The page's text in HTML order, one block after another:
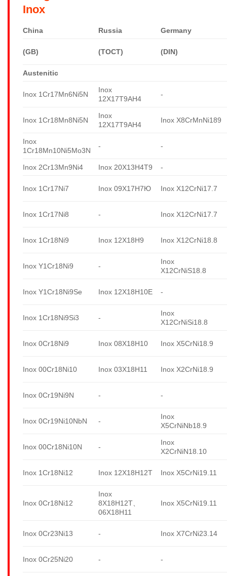
Inox
China Russia Germany
(GB) (TOCT) (DIN)
Austenitic
Inox 1Cr17Mn6Ni5N
Inox
12X17T9AH4
-
Inox 1Cr18Mn8Ni5N
Inox
12X17T9AH4
Inox X8CrMnNi189
Inox
1Cr18Mn10Ni5Mo3N
- -
Inox 2Cr13Mn9Ni4 Inox 20X13H4T9 -
Inox 1Cr17Ni7 Inox 09X17H7Ю Inox X12CrNi17.7
Inox 1Cr17Ni8 - Inox X12CrNi17.7
Inox 1Cr18Ni9 Inox 12X18H9 Inox X12CrNi18.8
Inox Y1Cr18Ni9 -
Inox
X12CrNiS18.8
Inox Y1Cr18Ni9Se Inox 12X18H10E -
Inox 1Cr18Ni9Si3 -
Inox
X12CrNiSi18.8
Inox 0Cr18Ni9 Inox 08X18H10 Inox X5CrNi18.9
Inox 00Cr18Ni10 Inox 03X18H11 Inox X2CrNi18.9
Inox 0Cr19Ni9N - -
Inox 0Cr19Ni10NbN -
Inox
X5CrNiNb18.9
Inox 00Cr18Ni10N -
Inox
X2CrNiN18.10
Inox 1Cr18Ni12 Inox 12X18H12T Inox X5CrNi19.11
Inox 0Cr18Ni12
Inox
8X18H12T、
06X18H11
Inox X5CrNi19.11
Inox 0Cr23Ni13 - Inox X7CrNi23.14
Inox 0Cr25Ni20 - -